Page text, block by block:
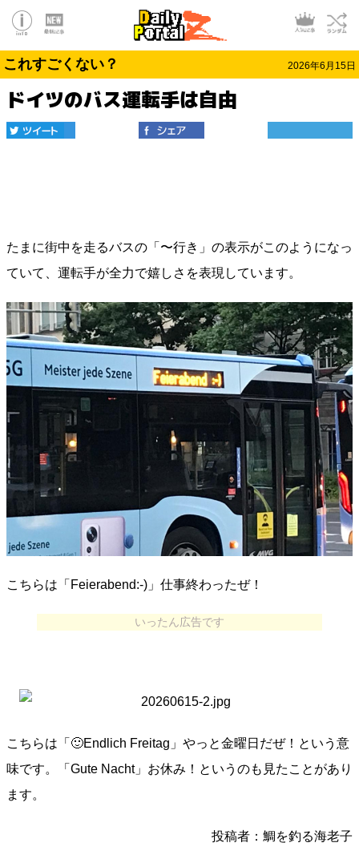
これすごくない？ 2026年6月15日
ドイツのバス運転手は自由
たまに街中を走るバスの「〜行き」の表示がこのようになっ
ていて、運転手が全力で嬉しさを表現しています。
こちらは「Feierabend:-)」仕事終わったぜ！
いったん広告です
こちらは「🙂Endlich Freitag」やっと金曜日だぜ！という意
味です。「Gute Nacht」お休み！というのも見たことがあり
ます。
投稿者：鯛を釣る海老子